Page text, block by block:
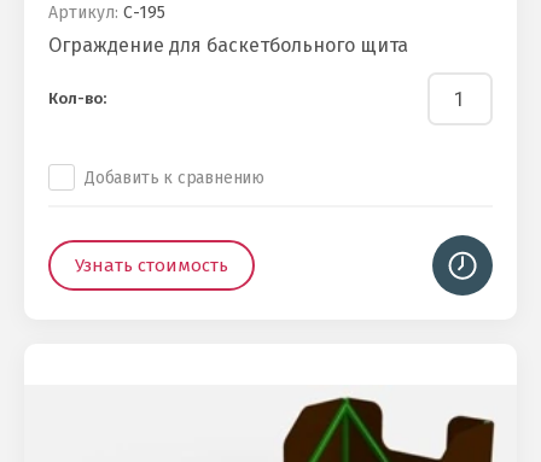
Артикул: С-195
Ограждение для баскетбольного щита
Кол-во:
Добавить к сравнению
Узнать стоимость